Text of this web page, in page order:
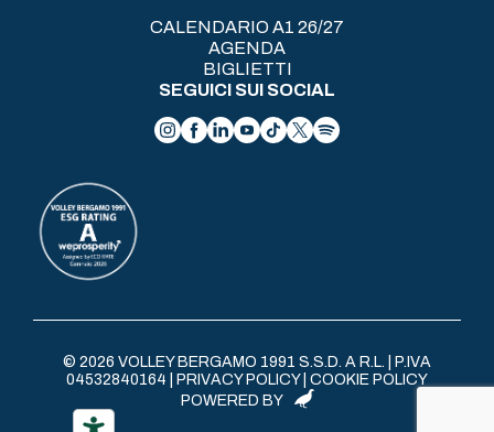
CALENDARIO A1 26/27
AGENDA
BIGLIETTI
SEGUICI SUI SOCIAL
© 2026 VOLLEY BERGAMO 1991 S.S.D. A R.L. | P.IVA
04532840164 | PRIVACY POLICY| COOKIE POLICY
POWERED BY